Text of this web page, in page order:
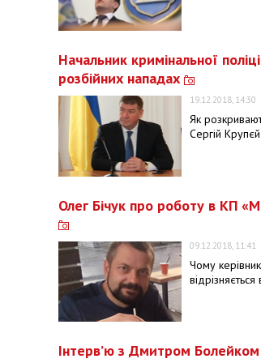
Начальник кримінальної
розбійних нападах
19.12.2018, 14:30
Як
Сергій
Олег Бічук про роботу в КП
09.12.2018, 11:41
Чому
Інтерв’ю з Дмитром